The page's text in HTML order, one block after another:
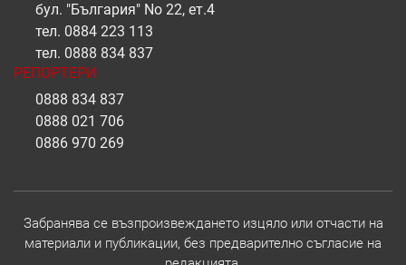
бул. "България" No 22, ет.4
тел. 0884 223 113
тел. 0888 834 837
РЕПОРТЕРИ
0888 834 837
0888 021 706
0886 970 269
Забранява се възпроизвеждането изцяло или отчасти на
материали и публикации, без предварително съгласие на